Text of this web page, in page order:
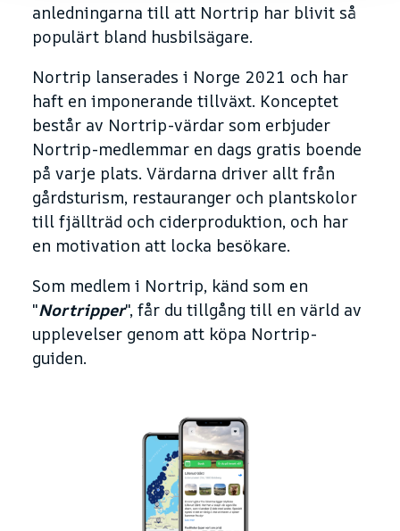
anledningarna till att Nortrip har blivit så
populärt bland husbilsägare.
Nortrip lanserades i Norge 2021 och har
haft en imponerande tillväxt. Konceptet
består av Nortrip-värdar som erbjuder
Nortrip-medlemmar en dags gratis boende
på varje plats. Värdarna driver allt från
gårdsturism, restauranger och plantskolor
till fjällträd och ciderproduktion, och har
en motivation att locka besökare.
Som medlem i Nortrip, känd som en
"Nortripper", får du tillgång till en värld av
upplevelser genom att köpa Nortrip-
guiden.